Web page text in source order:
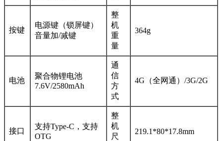
按键
电源键（锁屏键）
音量加/减键
整
机
重
量
364g
电池
聚合物锂电池
7.6V/2580mAh
通
信
方
式
4G（全网通）/3G/2G
接口
支持Type-C，支持
OTG
整
机
尺
219.1*80*17.8mm